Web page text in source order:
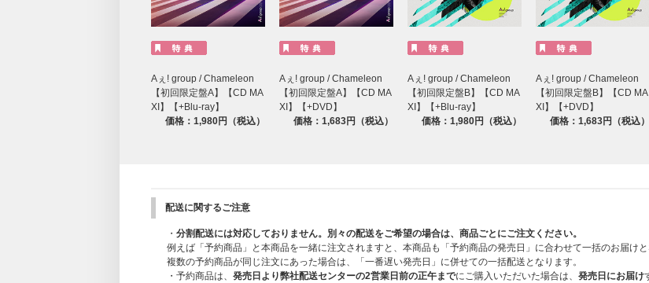
Aぇ! group / Chameleon
【初回限定盤A】【CD MA
XI】【+Blu-ray】
価格：1,980円（税込）
Aぇ! group / Chameleon
【初回限定盤A】【CD MA
XI】【+DVD】
価格：1,683円（税込）
Aぇ! group / Chameleon
【初回限定盤B】【CD MA
XI】【+Blu-ray】
価格：1,980円（税込）
Aぇ! group / Chameleon
【初回限定盤B】【CD MA
XI】【+DVD】
価格：1,683円（税込）
配送に関するご注意
・ 分割配送には対応しておりません。別々の配送をご希望の場合は、商品ごとにご注文ください。
例えば「予約商品」と本商品を一緒に注文されますと、本商品も「予約商品の発売日」に合わせて一括のお届けと
複数の予約商品が同じ注文にあった場合は、「一番遅い発売日」に併せての一括配送となります。
・予約商品は、 発売日より弊社配送センターの2営業日前の正午までにご購入いただいた場合は、 発売日にお届け